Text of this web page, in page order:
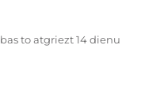
to atgriezt 14 dienu